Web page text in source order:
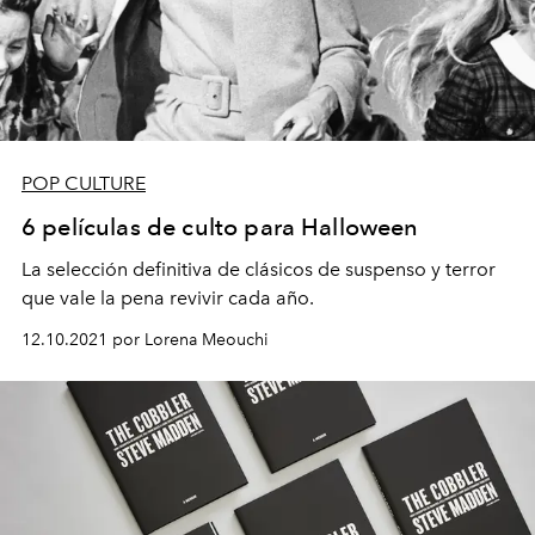
POP CULTURE
6 películas de culto para Halloween
La selección definitiva de clásicos de suspenso y terror
que vale la pena revivir cada año.
12.10.2021 por Lorena Meouchi